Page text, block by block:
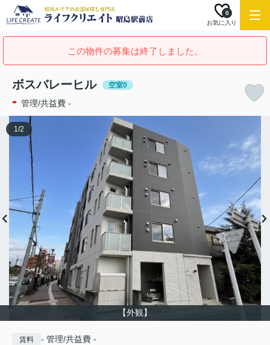
お気に入り
0
この物件の募集は終了しました。
ボスバレーヒル 空室0
- 管理/共益費 -
【外観】
1/2
賃料 - 管理/共益費 -